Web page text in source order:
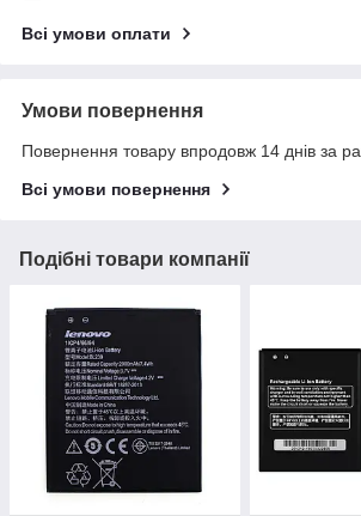
Всі умови оплати
Умови повернення
Повернення товару впродовж 14 днів за
Всі умови повернення
Подібні товари компанії